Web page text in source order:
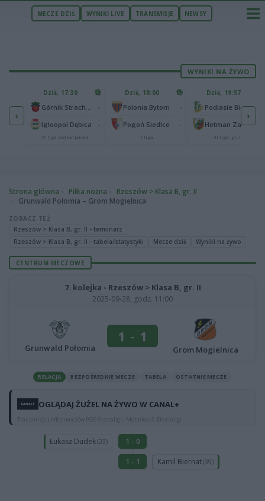
MECZE DZIŚ WYNIKI LIVE TRANSMISJE NEWSY
WYNIKI NA ŻYWO
‹
65
25
Dziś, 17:30
Igloopol Dębica
IV liga podkarpacka
Dziś, 18:00
Polonia Bytom
Pogoń Siedlce
I liga
Dziś, 19:57
Podlasie Biała Podlaska
Hetman Zamość
III liga, gr. IV
›
Strona główna Piłka nożna
Rzeszów > Klasa B, gr. II
Grunwald Połomia – Grom Mogielnica
ZOBACZ TEŻ
Rzeszów > Klasa B, gr. II - terminarz
Rzeszów > Klasa B, gr. II - tabela/statystyki
Mecze dziś Wyniki na żywo
CENTRUM MECZOWE
7. kolejka - Rzeszów > Klasa B, gr. II
2025-09-28, godz. 11:00
Grunwald Połomia
1 - 1
Grom Mogielnica
RELACJA BEZPOŚREDNIE MECZE TABELA OSTATNIE MECZE
OGLĄDAJ ŻUŻEL NA ŻYWO W CANAL+
Transmisje LIVE z meczów PGE Ekstraligi i Metalkas 2. Ekstraligi
Łukasz Dudek(23)
1 - 0
1 - 1
Kamil Biernat(39)